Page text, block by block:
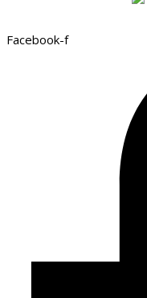
Facebook-f